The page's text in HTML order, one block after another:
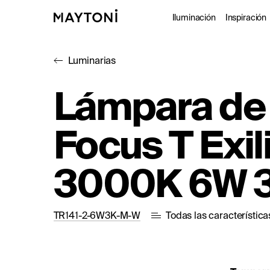
Iluminación
Exterior
Studio
Inspiración
Luminarias
Lámpara
Focus T
3000K 6W
TR141-2-6W3K-M-W Todas las